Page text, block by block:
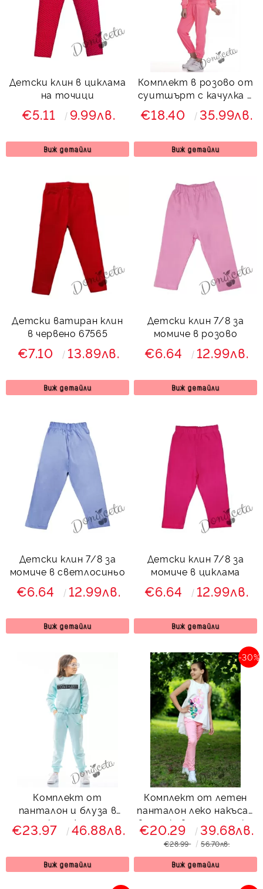
Детски клин в циклама
на точици
€5.11 9.99лв.
Виж детайли
Комплект в розово от
суитшърт с качулка и
долнище
€18.40 35.99лв.
Виж детайли
Детски ватиран клин
в червено 67565
€7.10 13.89лв.
Виж детайли
Детски клин 7/8 за
момиче в розово
€6.64 12.99лв.
Виж детайли
Детски клин 7/8 за
момиче в светлосиньо
€6.64 12.99лв.
Виж детайли
Детски клин 7/8 за
момиче в циклама
€6.64 12.99лв.
Виж детайли
Комплект от
панталон и блуза в
тюркоаз/мента
€23.97 46.88лв.
Виж детайли
Комплект от летен
панталон леко накъсан
в прасковено с туника
с орхидеи
-30%
€20.29 39.68лв.
€28.99 56.70лв.
Виж детайли